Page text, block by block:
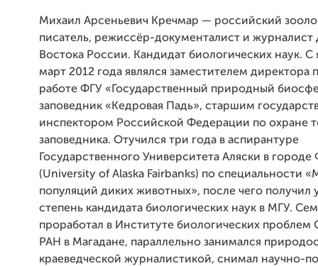
Михаил Арсеньевич Кречмар — российский
писатель, режиссёр-документалист и журналист
Востока России. Кандидат биологических наук. С
март 2012 года являлся заместителем директора
работе ФГУ «Государственный природный
заповедник «Кедровая Падь», старшим
инспектором Российской Федерации по охране
заповедника. Отучился три года в аспирантуре
Государственного Университета Аляски в
(University of Alaska Fairbanks) по специальности
популяций диких животных», после чего получил
степень кандидата биологических наук в МГУ.
проработал в Институте биологических
РАН в Магадане, параллельно занимался
краеведческой журналистикой, снимал научно-